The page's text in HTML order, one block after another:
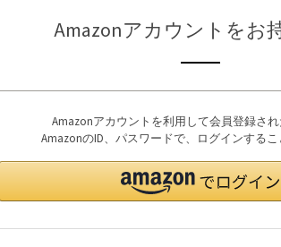
Amazonアカウントをお
Amazonアカウントを利用して会員登録され
AmazonのID、パスワードで、ログインするこ